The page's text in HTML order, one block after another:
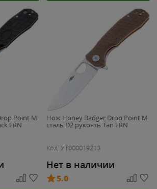
Point M
FRN
Нож Honey Badger Drop Point M
сталь D2 рукоять Tan FRN
Код: УТ000019213
Нет в наличии
5.0